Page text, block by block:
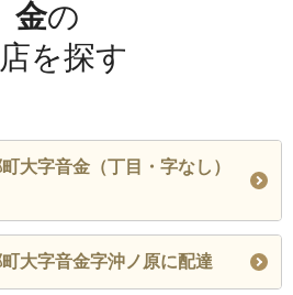
金の
を探す
大字音金（丁目・字なし）
大字音金字沖ノ原に配達